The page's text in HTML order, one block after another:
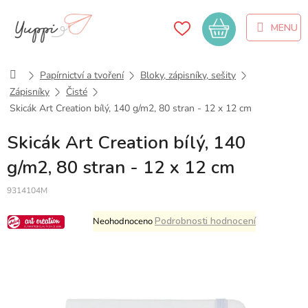
obsah
Nákupní
košík
DomůPapírnictví a tvoření
Bloky, zápisníky, sešity
Zápisníky
Čisté
Skicák Art Creation bílý, 140 g/m2, 80 stran - 12 x 12 cm
Skicák Art Creation bílý, 140
g/m2, 80 stran - 12 x 12 cm
9314104M
Průměrné
hodnocení
NeohodnocenoPodrobnosti hodnocení